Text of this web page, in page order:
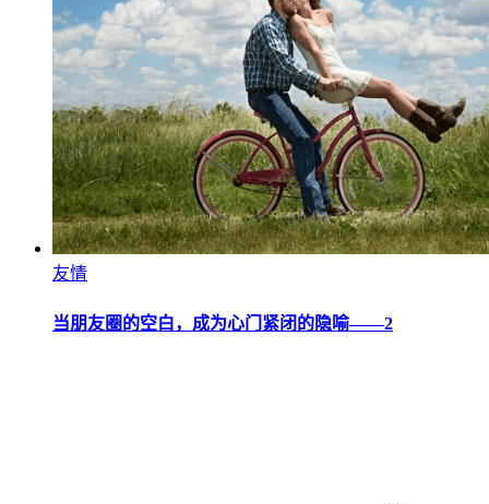
友情
当朋友圈的空白，成为心门紧闭的隐喻——2